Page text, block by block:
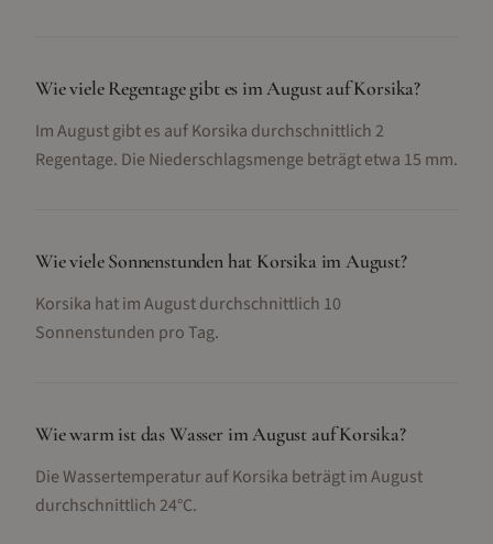
Wie viele Regentage gibt es im August auf Korsika?
Im August gibt es auf Korsika durchschnittlich 2
Regentage. Die Niederschlagsmenge beträgt etwa 15 mm.
Wie viele Sonnenstunden hat Korsika im August?
Korsika hat im August durchschnittlich 10
Sonnenstunden pro Tag.
Wie warm ist das Wasser im August auf Korsika?
Die Wassertemperatur auf Korsika beträgt im August
durchschnittlich 24°C.